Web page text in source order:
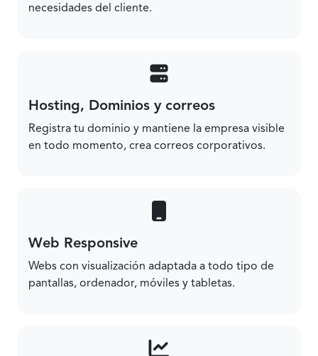
necesidades del cliente.
Hosting, Dominios y correos
Registra tu dominio y mantiene la empresa visible
en todo momento, crea correos corporativos.
Web Responsive
Webs con visualización adaptada a todo tipo de
pantallas, ordenador, móviles y tabletas.